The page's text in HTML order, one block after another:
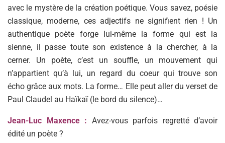
avec le mystère de la création poétique. Vous savez, poésie
classique, moderne, ces adjectifs ne signifient rien ! Un
authentique poète forge Iui-même la forme qui est la
sienne, il passe toute son existence à la chercher, à la
cerner. Un poète, c’est un souffle, un mouvement qui
n’appartient qu’à lui, un regard du coeur qui trouve son
écho grâce aux mots. La forme… Elle peut aller du verset de
Paul Claudel au Haïkaï (le bord du silence)…
Jean-Luc Maxence : Avez-vous parfois regretté d’avoir
édité un poète ?